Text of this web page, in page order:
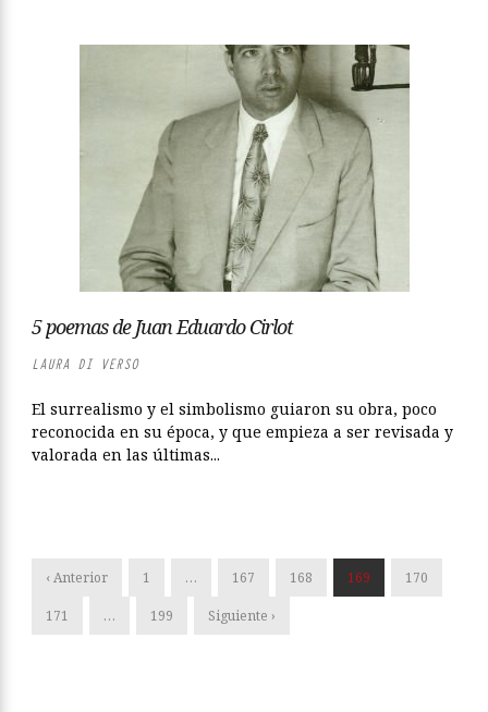
5 poemas de Juan Eduardo Cirlot
LAURA DI VERSO
El surrealismo y el simbolismo guiaron su obra, poco
reconocida en su época, y que empieza a ser revisada y
valorada en las últimas...
‹ Anterior 1 … 167 168 169 170
171 … 199 Siguiente ›